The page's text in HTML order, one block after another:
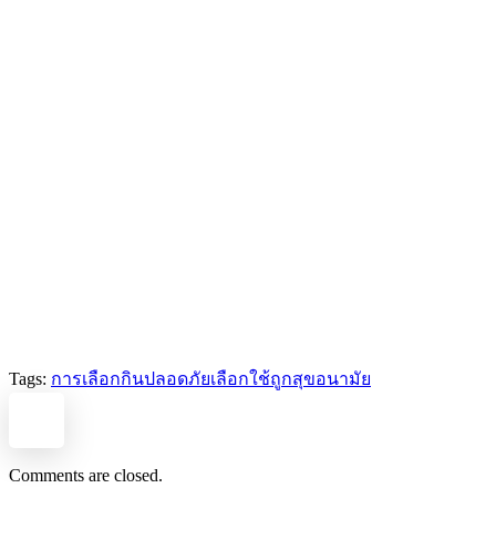
Tags: การเลือกกินปลอดภัยเลือกใช้ถูกสุขอนามัย
Comments are closed.